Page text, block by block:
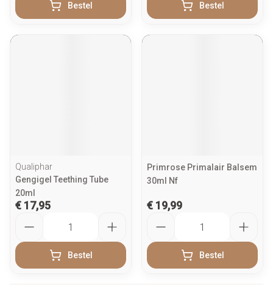
Bestel Bestel
Qualiphar
Gengigel Teething Tube
20ml
€ 17,95
Bestel
Primrose Primalair Balsem
30ml Nf
€ 19,99
Bestel